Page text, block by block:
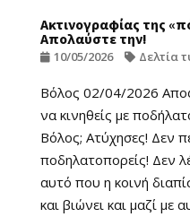
Ακτινογραφίας της
Απολαύστε την!
10/05/2026 Δελτία
Βόλος 02/04/2026
να κινηθείς με
Βόλος; Ατύχησες! Δεν
ποδηλατοπορείς! Δεν
αυτό που η κοινή
και βιώνει και μαζί με